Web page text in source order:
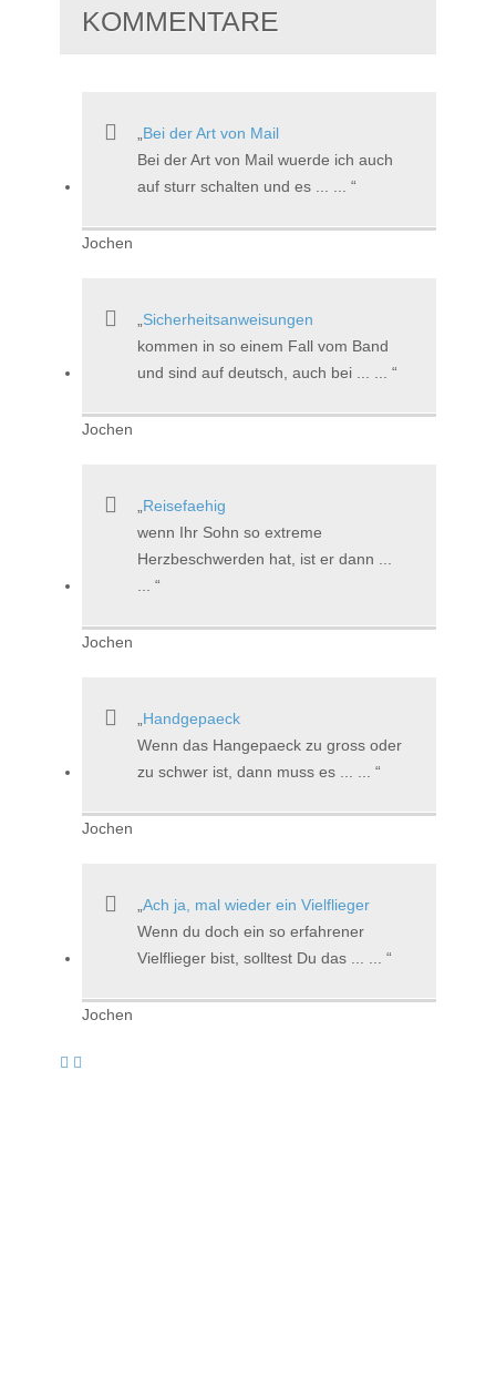
KOMMENTARE
Bei der Art von Mail
Bei der Art von Mail wuerde ich auch
auf sturr schalten und es ... ...
Jochen
Sicherheitsanweisungen
kommen in so einem Fall vom Band
und sind auf deutsch, auch bei ... ...
Jochen
Reisefaehig
wenn Ihr Sohn so extreme
Herzbeschwerden hat, ist er dann ...
Jochen
Handgepaeck
Wenn das Hangepaeck zu gross oder
zu schwer ist, dann muss es ... ...
Jochen
Ach ja, mal wieder ein Vielflieger
Wenn du doch ein so erfahrener
Vielflieger bist, solltest Du das ... ...
Jochen